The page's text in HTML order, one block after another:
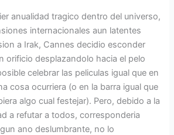
anualidad tragico dentro del universo,
internacionales aun latentes
a Irak, Cannes decidio esconder
orificio desplazandolo hacia el pelo
celebrar las peliculas igual que en
cosa ocurriera (o en la barra igual que
algo cual festejar). Pero, debido a la
a refutar a todos, corresponderia
ano deslumbrante, no lo